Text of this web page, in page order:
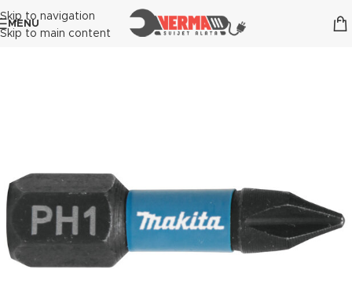
Skip to navigation
Skip to main content
MENU